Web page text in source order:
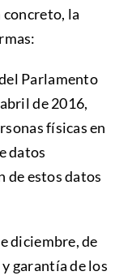
la
Parlamento
de 2016,
físicas en
datos
de estos datos
diciembre, de
garantía de los